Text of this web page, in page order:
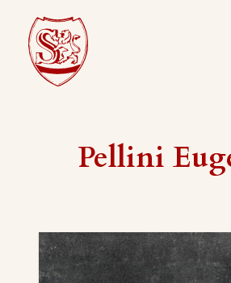
Pellini